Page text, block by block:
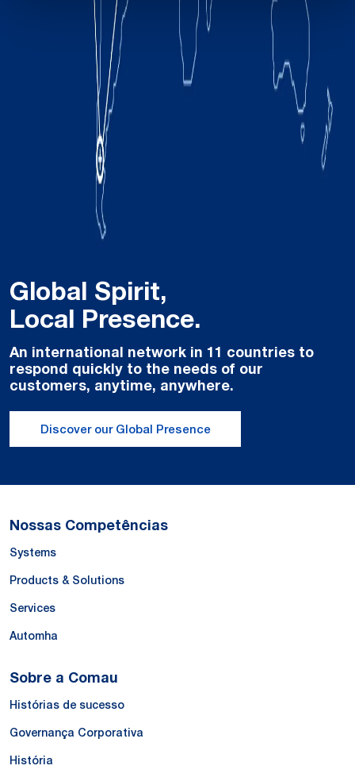
Global Spirit,
Local Presence.
An international network in 11 countries to
respond quickly to the needs of our
customers, anytime, anywhere.
Discover our Global Presence
Nossas Competências
Systems
Products & Solutions
Services
Automha
Sobre a Comau
Histórias de sucesso
Governança Corporativa
História